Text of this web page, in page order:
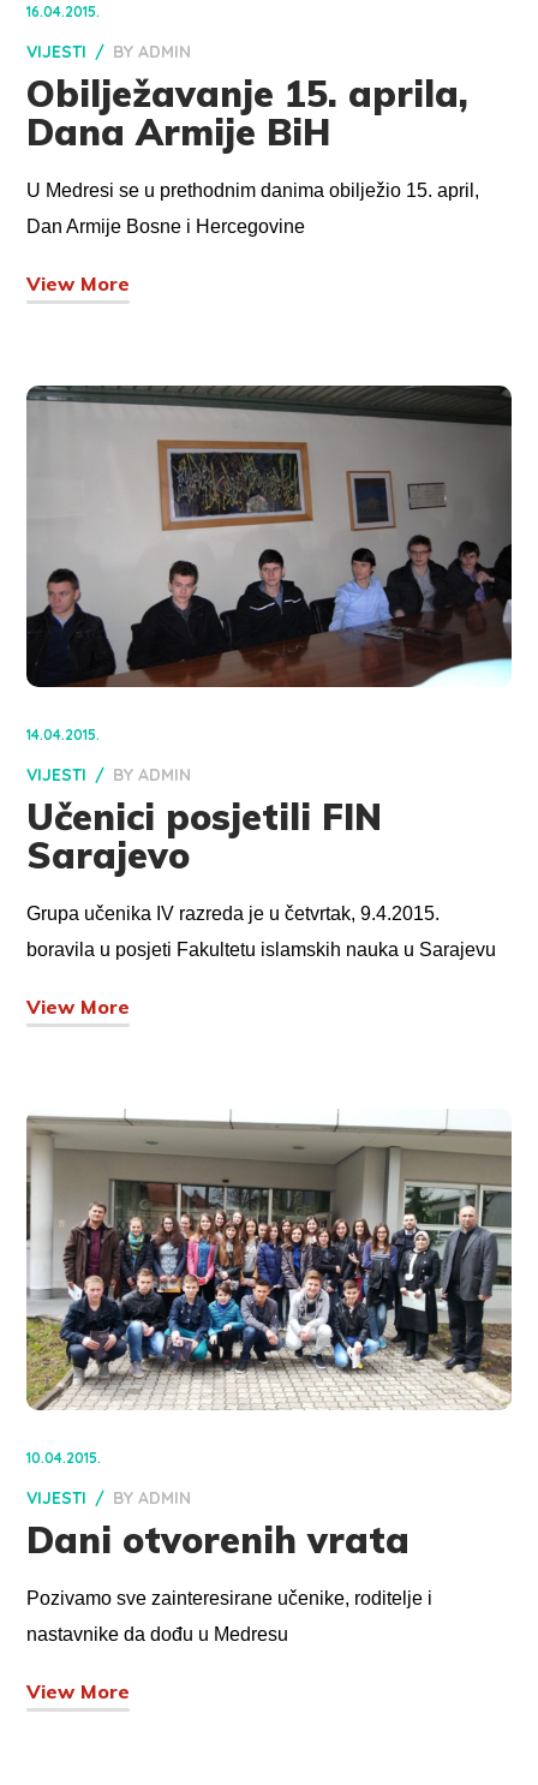
16.04.2015.
VIJESTI BYADMIN
Obilježavanje 15. aprila,
Dana Armije BiH
U Medresi se u prethodnim danima obilježio 15. april,
Dan Armije Bosne i Hercegovine
View More
14.04.2015.
VIJESTI BYADMIN
Učenici posjetili FIN
Sarajevo
Grupa učenika IV razreda je u četvrtak, 9.4.2015.
boravila u posjeti Fakultetu islamskih nauka u Sarajevu
View More
10.04.2015.
VIJESTI BYADMIN
Dani otvorenih vrata
Pozivamo sve zainteresirane učenike, roditelje i
nastavnike da dođu u Medresu
View More